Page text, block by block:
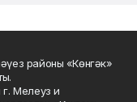
районы «Көнгәк»
г. Мелеуз и